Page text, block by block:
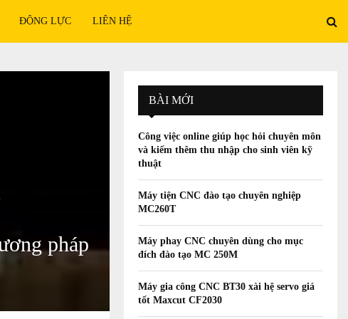
ĐỘNG LỰC LIÊN HỆ
pháp
BÀI MỚI
Công việc online giúp học hỏi chuyên môn
và kiếm thêm thu nhập cho sinh viên kỹ
thuật
Máy tiện CNC đào tạo chuyên nghiệp
MC260T
Máy phay CNC chuyên dùng cho mục
đích đào tạo MC 250M
Máy gia công CNC BT30 xài hệ servo giá
tốt Maxcut CF2030